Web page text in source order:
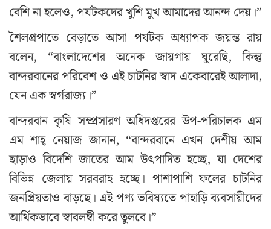
বেশি না হলেও, পর্যটকদের খুশি মুখ আমাদের আনন্দ দেয়।”
শৈলপ্রপাতে বেড়াতে আসা পর্যটক অধ্যাপক জয়ন্ত রায়
বলেন, “বাংলাদেশের অনেক জায়গায় ঘুরেছি, কিন্তু
বান্দরবানের পরিবেশ ও এই চাটনির স্বাদ একেবারেই আলাদা,
যেন এক স্বর্গরাজ্য।”
বান্দরবান কৃষি সম্প্রসারণ অধিদপ্তরের উপ-পরিচালক এম
এম শাহ্ নেয়াজ জানান, “বান্দরবানে এখন দেশীয় আম
ছাড়াও বিদেশি জাতের আম উৎপাদিত হচ্ছে, যা দেশের
বিভিন্ন জেলায় সরবরাহ হচ্ছে। পাশাপাশি ফলের চাটনির
জনপ্রিয়তাও বাড়ছে। এই পণ্য ভবিষ্যতে পাহাড়ি ব্যবসায়ীদের
আর্থিকভাবে স্বাবলম্বী করে তুলবে।”